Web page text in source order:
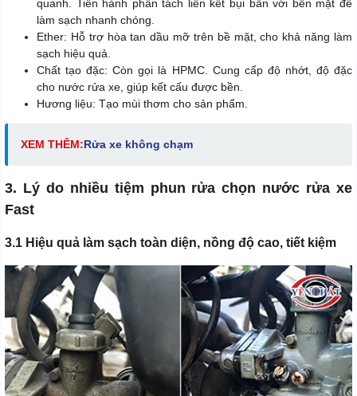
quanh. Tiến hành phân tách liên kết bụi bẩn với bền mặt để
làm sạch nhanh chóng.
Ether: Hỗ trợ hòa tan dầu mỡ trên bề mặt, cho khả năng làm
sạch hiệu quả.
Chất tạo đặc: Còn gọi là HPMC. Cung cấp độ nhớt, độ đặc
cho nước rửa xe, giúp kết cấu được bền.
Hương liệu: Tạo mùi thơm cho sản phẩm.
XEM THÊM:Rửa xe không chạm
3. Lý do nhiều tiệm phun rửa chọn nước rửa xe
Fast
3.1 Hiệu quả làm sạch toàn diện, nồng độ cao, tiết kiệm